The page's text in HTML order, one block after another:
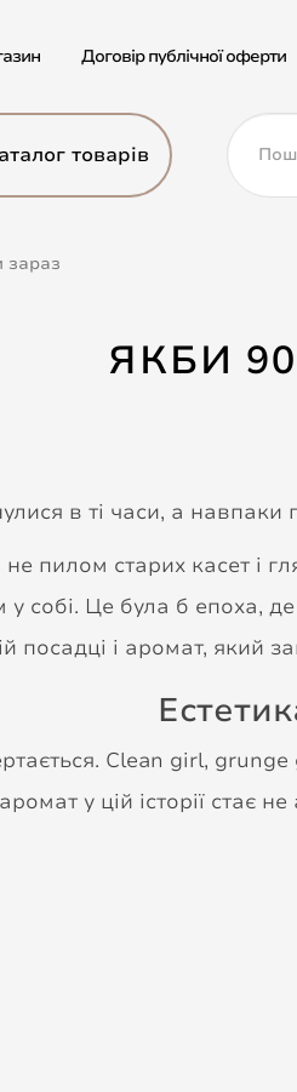
Договір публічної оферти
товарів
зараз
ЯКБИ
в ті часи, а навпаки
пилом старих касет і
собі. Це була б епоха,
посадці і аромат, який
Clean girl,
у цій історії